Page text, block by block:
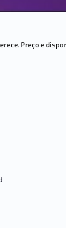
Preço e